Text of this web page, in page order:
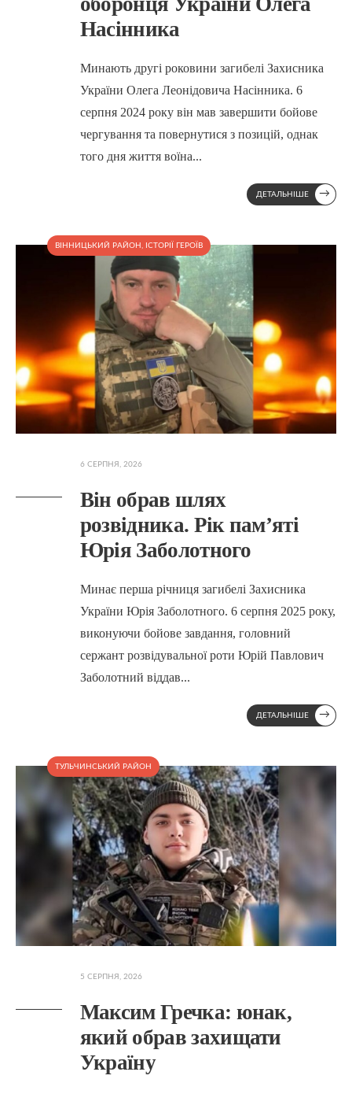
Насінника
Минають другі роковини загибелі Захисника
України Олега Леонідовича Насінника. 6
серпня 2024 року він мав завершити бойове
чергування та повернутися з позицій, однак
того дня життя воїна...
ДЕТАЛЬНІШЕ →
ВІННИЦЬКИЙ РАЙОН , ІСТОРІЇ ГЕРОЇВ
6 СЕРПНЯ, 2026
Він обрав шлях
розвідника. Рік пам’яті
Юрія Заболотного
Минає перша річниця загибелі Захисника
України Юрія Заболотного. 6 серпня 2025 року,
виконуючи бойове завдання, головний
сержант розвідувальної роти Юрій Павлович
Заболотний віддав...
ДЕТАЛЬНІШЕ →
ТУЛЬЧИНСЬКИЙ РАЙОН
5 СЕРПНЯ, 2026
Максим Гречка: юнак,
який обрав захищати
Україну